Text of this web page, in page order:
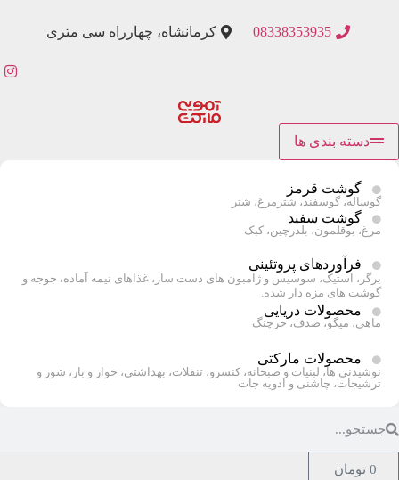
08338353935 کرمانشاه، چهارراه سی متری
دسته بندی ها
گوشت قرمز
گوساله، گوسفند، شترمرغ، شتر
گوشت سفید
مرغ، بوقلمون، بلدرچین، کبک
فرآوردهای پروتئینی
برگر، استیک، سوسیس و ژامبون های دست ساز، غذاهای نیمه آماده، جوجه و
گوشت های مزه دار شده.
محصولات دریایی
ماهی، میگو، صدف، خرچنگ
محصولات مارکتی
نوشیدنی ها، لبنیات و صبحانه، کنسرو، تنقلات، بهداشتی، خوار و بار، شور و
ترشیجات، چاشنی و ادویه جات
0 تومان